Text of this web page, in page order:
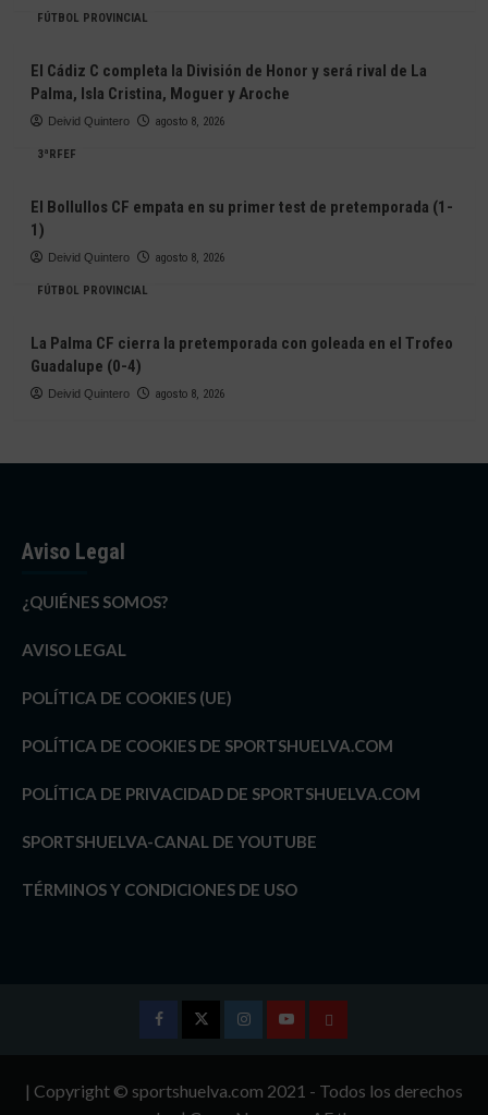
FÚTBOL PROVINCIAL
El Cádiz C completa la División de Honor y será rival de La
Palma, Isla Cristina, Moguer y Aroche
Deivid Quintero agosto 8, 2026
3ªRFEF
El Bollullos CF empata en su primer test de pretemporada (1-
1)
Deivid Quintero agosto 8, 2026
FÚTBOL PROVINCIAL
La Palma CF cierra la pretemporada con goleada en el Trofeo
Guadalupe (0-4)
Deivid Quintero agosto 8, 2026
Aviso Legal
¿QUIÉNES SOMOS?
AVISO LEGAL
POLÍTICA DE COOKIES (UE)
POLÍTICA DE COOKIES DE SPORTSHUELVA.COM
POLÍTICA DE PRIVACIDAD DE SPORTSHUELVA.COM
SPORTSHUELVA-CANAL DE YOUTUBE
TÉRMINOS Y CONDICIONES DE USO
InstagramYoutubeTÉRMINOS
CONDICIONES
| Copyright © sportshuelva.com 2021 - Todos los derechos